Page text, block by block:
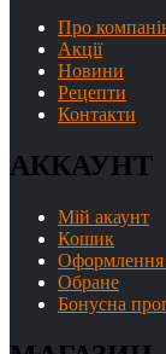
Про
Акції
Новини
Рецепти
Контакти
АККАУНТ
Мій акаунт
Кошик
Оформлення
Обране
Бонусна